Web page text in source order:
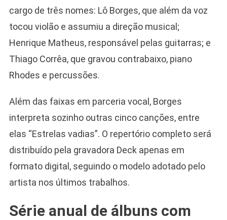
cargo de três nomes: Lô Borges, que além da voz
tocou violão e assumiu a direção musical;
Henrique Matheus, responsável pelas guitarras; e
Thiago Corrêa, que gravou contrabaixo, piano
Rhodes e percussões.
Além das faixas em parceria vocal, Borges
interpreta sozinho outras cinco canções, entre
elas “Estrelas vadias”. O repertório completo será
distribuído pela gravadora Deck apenas em
formato digital, seguindo o modelo adotado pelo
artista nos últimos trabalhos.
Série anual de álbuns com